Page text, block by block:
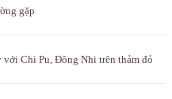
gặp
với Chi Pu, Đông Nhi trên thảm đỏ